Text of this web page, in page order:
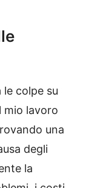
le colpe su
mio lavoro
una
degli
la